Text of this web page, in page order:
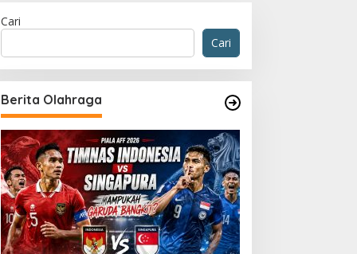
Cari
Cari
Berita Olahraga